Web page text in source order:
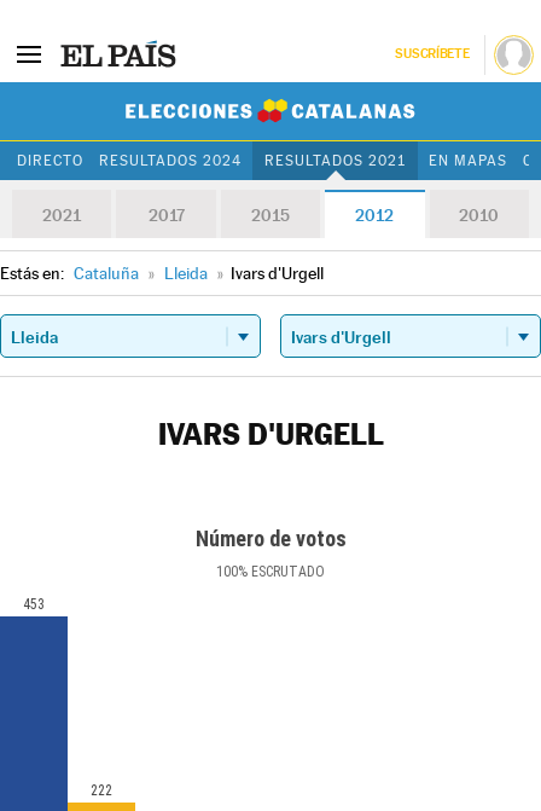
SUSCRÍBETE
DIRECTO RESULTADOS 2024 RESULTADOS 2021 EN MAPAS
2021 2017 2015 2012 2010
Estás en: Cataluña » Lleida » Ivars d'Urgell
IVARS D'URGELL
Número de votos
100% ESCRUTADO
453
222